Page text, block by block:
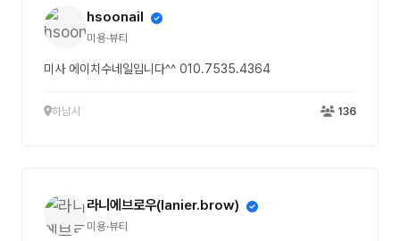
hsoonail
미용·뷰티
미사 에이치수네일입니다^^ 010.7535.4364
하남시 136
라니에브로우(lanier.brow)
미용·뷰티